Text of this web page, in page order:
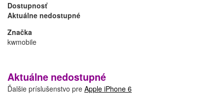
Dostupnosť
Aktuálne nedostupné
Značka
kwmobile
Aktuálne nedostupné
Ďalšie príslušenstvo pre Apple iPhone 6